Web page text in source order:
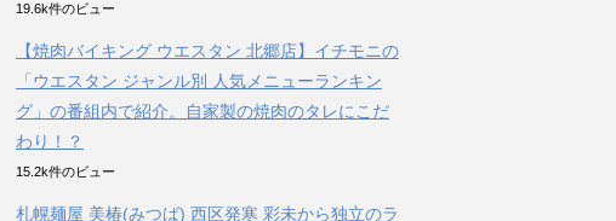
19.6k件のビュー
【焼肉バイキング ウエスタン 北郷店】イチモニの
「ウエスタン ジャンル別 人気メニューランキン
グ」の番組内で紹介。自家製の焼肉のタレにこだ
わり！？
15.2k件のビュー
札幌麺屋 美椿(みつば) 西区発寒 彩未から独立のラ